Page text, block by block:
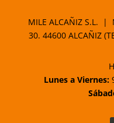
MILE ALCAÑIZ S.L. |
30. 44600 ALCAÑIZ
Lunes a Viernes: